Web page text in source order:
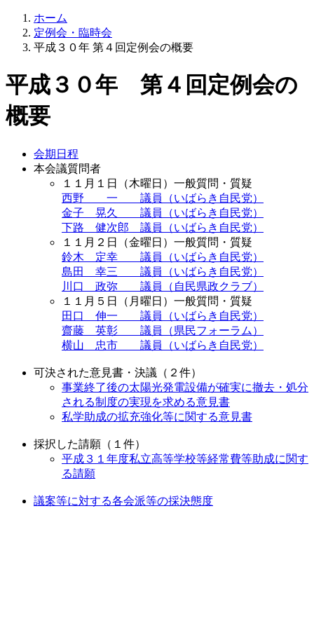
ホーム
定例会・臨時会
平成３０年 第４回定例会の概要
平成３０年 第４回定例会の
概要
会期日程
本会議質問者
１１月１日（木曜日）一般質問・質疑
西野 一 議員（いばらき自民党）
金子 晃久 議員（いばらき自民党）
下路 健次郎 議員（いばらき自民党）
１１月２日（金曜日）一般質問・質疑
鈴木 定幸 議員（いばらき自民党）
島田 幸三 議員（いばらき自民党）
川口 政弥 議員（自民県政クラブ）
１１月５日（月曜日）一般質問・質疑
田口 伸一 議員（いばらき自民党）
齋藤 英彰 議員（県民フォーラム）
横山 忠市 議員（いばらき自民党）
可決された意見書・決議（２件）
事業終了後の太陽光発電設備が確実に撤去・処分
される制度の実現を求める意見書
私学助成の拡充強化等に関する意見書
採択した請願（１件）
平成３１年度私立高等学校等経常費等助成に関す
る請願
議案等に対する各会派等の採決態度